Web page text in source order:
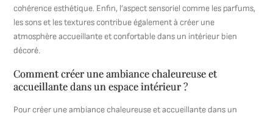
cohérence esthétique. Enfin, l’aspect sensoriel comme les parfums,
les sons et les textures contribue également à créer une
atmosphère accueillante et confortable dans un intérieur bien
décoré.
Comment créer une ambiance chaleureuse et
accueillante dans un espace intérieur ?
Pour créer une ambiance chaleureuse et accueillante dans un